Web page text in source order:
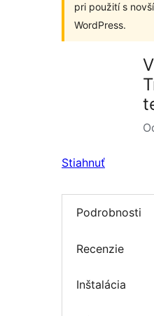
pri použití s
WordPress.
Stiahnuť
Podrobnosti
Recenzie
Inštalácia